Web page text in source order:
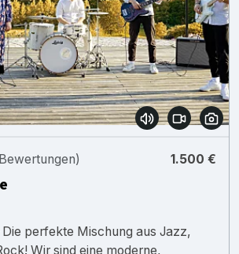
1.500 €
Die perfekte Mischung aus Jazz,
Wir sind eine moderne,